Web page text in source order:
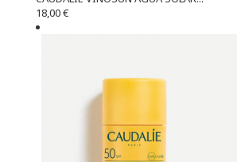
18,00 €